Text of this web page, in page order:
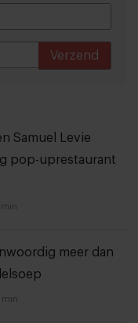
Verzend
Samuel Levie
pop-uprestaurant
min
meer dan
min